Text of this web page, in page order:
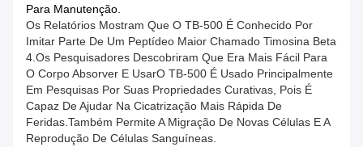
Para Manutenção.
Os Relatórios Mostram Que O TB-500 É Conhecido Por
Imitar Parte De Um Peptídeo Maior Chamado Timosina Beta
4.Os Pesquisadores Descobriram Que Era Mais Fácil Para
O Corpo Absorver E UsarO TB-500 É Usado Principalmente
Em Pesquisas Por Suas Propriedades Curativas, Pois É
Capaz De Ajudar Na Cicatrização Mais Rápida De
Feridas.Também Permite A Migração De Novas Células E A
Reprodução De Células Sanguíneas.